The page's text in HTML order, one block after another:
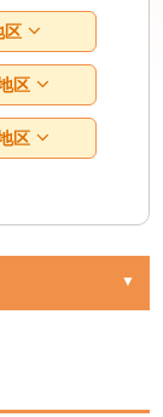
区
区
区